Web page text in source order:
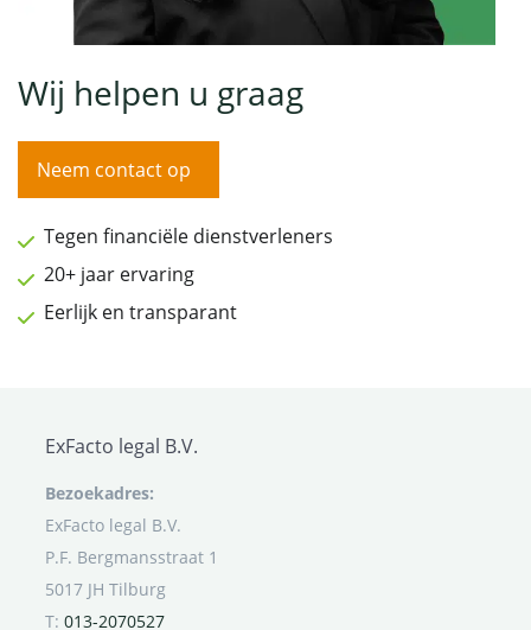
Wij helpen u graag
Neem contact op
Tegen financiële dienstverleners
20+ jaar ervaring
Eerlijk en transparant
ExFacto legal B.V.
Bezoekadres:
ExFacto legal B.V.
P.F. Bergmansstraat 1
5017 JH Tilburg
T: 013-2070527